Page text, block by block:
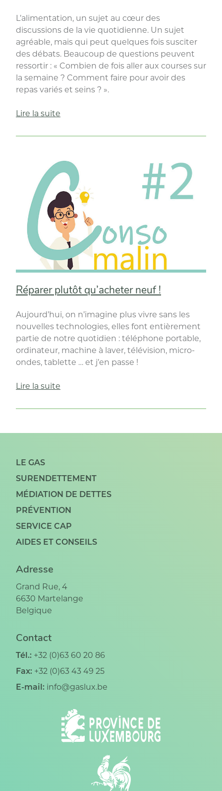
L’alimentation, un sujet au cœur des
discussions de la vie quotidienne. Un sujet
agréable, mais qui peut quelques fois susciter
des débats. Beaucoup de questions peuvent
ressortir : « Combien de fois aller aux courses sur
la semaine ? Comment faire pour avoir des
repas variés et seins ? ».
Lire la suite
faire
courses
? »
Réparer plutôt qu’acheter neuf !
Aujourd’hui, on n’imagine plus vivre sans les
nouvelles technologies, elles font entièrement
partie de notre quotidien : téléphone portable,
ordinateur, machine à laver, télévision, micro-
ondes, tablette … et j’en passe !
Lire la suite
qu’acheter
! »
LE GAS
SURENDETTEMENT
MÉDIATION DE DETTES
PRÉVENTION
SERVICE CAP
AIDES ET CONSEILS
Adresse
Grand Rue, 4
6630 Martelange
Belgique
Contact
Tél.: +32 (0)63 60 20 86
Fax: +32 (0)63 43 49 25
E-mail: info@gaslux.be